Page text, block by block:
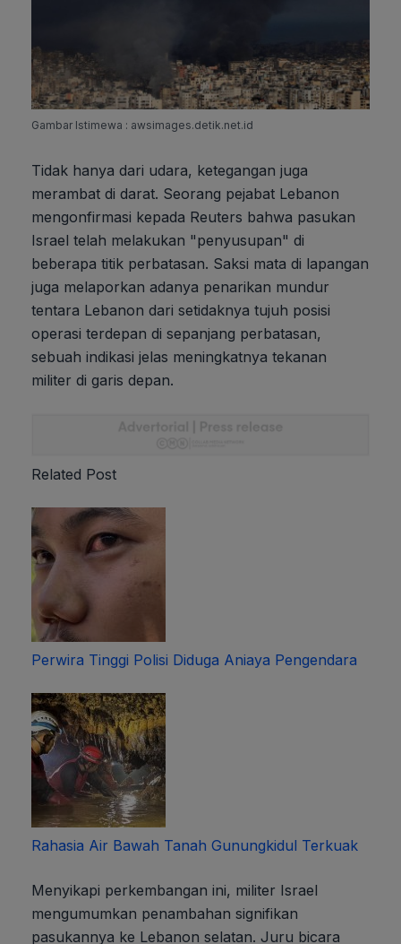
Gambar Istimewa : awsimages.detik.net.id
Tidak hanya dari udara, ketegangan juga
merambat di darat. Seorang pejabat Lebanon
mengonfirmasi kepada Reuters bahwa pasukan
Israel telah melakukan "penyusupan" di
beberapa titik perbatasan. Saksi mata di lapangan
juga melaporkan adanya penarikan mundur
tentara Lebanon dari setidaknya tujuh posisi
operasi terdepan di sepanjang perbatasan,
sebuah indikasi jelas meningkatnya tekanan
militer di garis depan.
Related Post
Perwira Tinggi Polisi Diduga Aniaya Pengendara
Rahasia Air Bawah Tanah Gunungkidul Terkuak
Menyikapi perkembangan ini, militer Israel
mengumumkan penambahan signifikan
pasukannya ke Lebanon selatan. Juru bicara